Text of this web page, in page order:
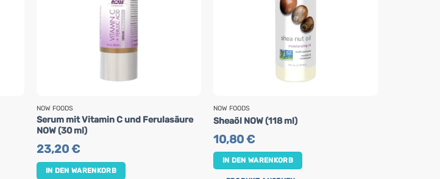
NOW FOODS
Serum mit Vitamin C und Ferulasäure
NOW (30 ml)
23,20€
IN DEN WARENKORB
NOW FOODS
Sheaöl NOW (118 ml)
10,80€
IN DEN WARENKORB